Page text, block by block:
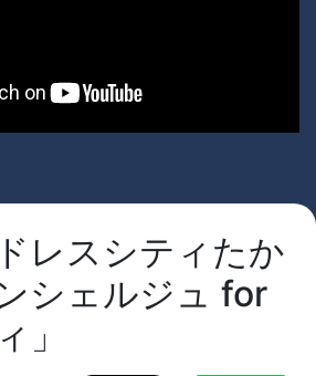
レスシティたか
シェルジュ for
」